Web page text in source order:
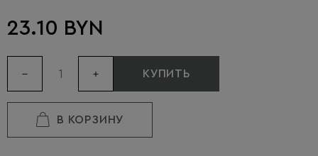
23.10 BYN
КУПИТЬ
В КОРЗИНУ